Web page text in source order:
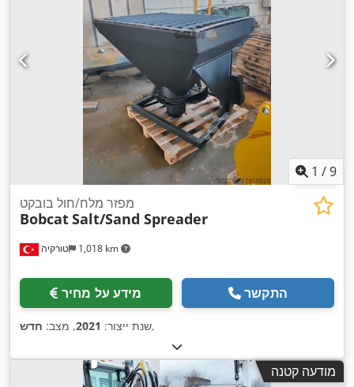
1 /9
טורקיה 1,018 km
מפזר מלח/חול בובקט
BobcatSalt/Sand Spreader
מידע על מחיר התקשר
שנת ייצור: 2021, מצב: חדש ,
מודעה קטנה